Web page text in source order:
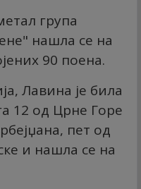
група
нашла се на
90 поена.
Лавина је била
12 од Црне Горе
пет од
и нашла се на